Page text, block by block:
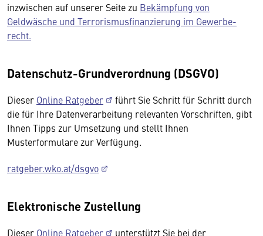
inzwischen auf unserer Seite zu Bekämpfung von
Geldwäsche und Terrorismus­finanzierung im Gewerbe­
recht.
Datenschutz-Grundverordnung (DSGVO)
Dieser Online Ratgeber
führt Sie Schritt für Schritt durch
die für Ihre Datenverarbeitung relevanten Vorschriften, gibt
Ihnen Tipps zur Umsetzung und stellt Ihnen
Musterformulare zur Verfügung.
ratgeber.wko.at/dsgvo
Elektronische Zustellung
Dieser Online Ratgeber
unterstützt Sie bei der